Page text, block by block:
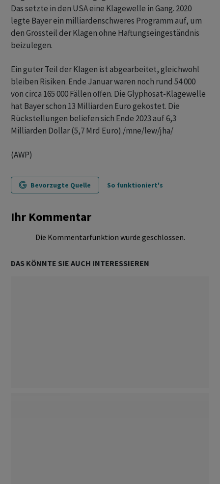
Das setzte in den USA eine Klagewelle in Gang. 2020
legte Bayer ein milliardenschweres Programm auf, um
den Grossteil der Klagen ohne Haftungseingeständnis
beizulegen.
Ein guter Teil der Klagen ist abgearbeitet, gleichwohl
bleiben Risiken. Ende Januar waren noch rund 54 000
von circa 165 000 Fällen offen. Die Glyphosat-Klagewelle
hat Bayer schon 13 Milliarden Euro gekostet. Die
Rückstellungen beliefen sich Ende 2023 auf 6,3
Milliarden Dollar (5,7 Mrd Euro)./mne/lew/jha/
(AWP)
Bevorzugte Quelle So funktioniert's
Ihr Kommentar
Die Kommentarfunktion wurde geschlossen.
DAS KÖNNTE SIE AUCH INTERESSIEREN